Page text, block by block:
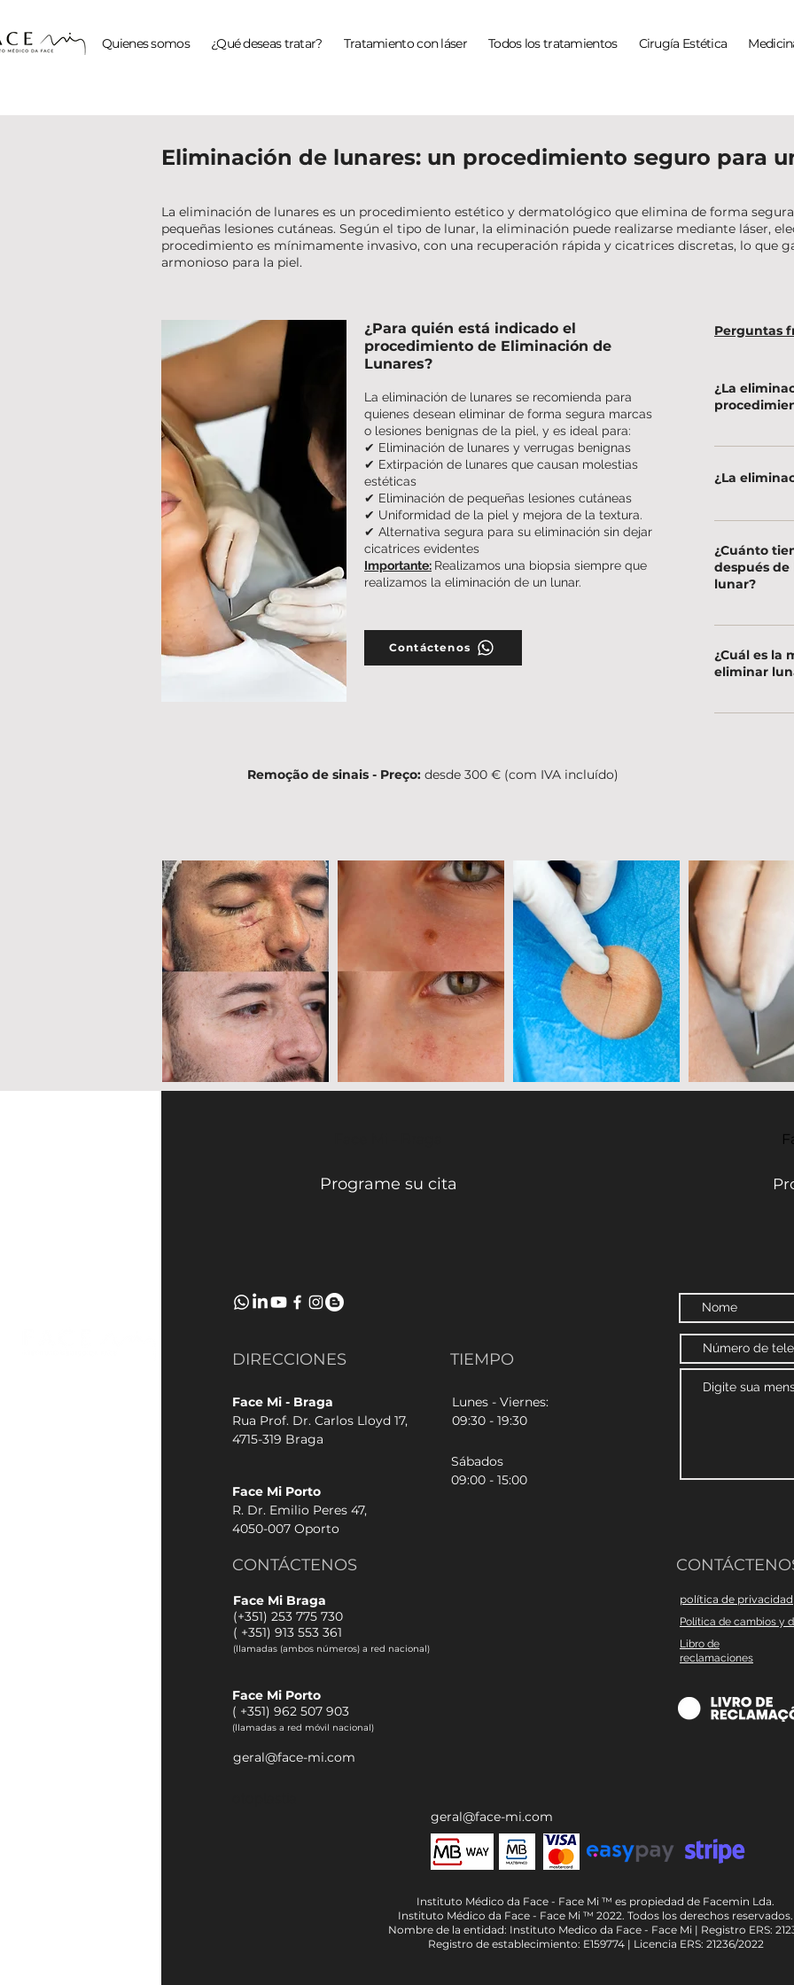
Quienes somos ¿Qué deseas tratar? Tratamiento con láser Todos los tratamientos Cirugía Estética
Eliminación de lunares: un procedimiento seguro para
La eliminación de lunares es un procedimiento estético y dermatológico que elimina de forma
pequeñas lesiones cutáneas. Según el tipo de lunar, la eliminación puede realizarse mediante láser,
procedimiento es mínimamente invasivo, con una recuperación rápida y cicatrices discretas, lo que
armonioso para la piel.
¿Para quién está indicado el
procedimiento de Eliminación de
Lunares?
La eliminación de lunares se recomienda para
quienes desean eliminar de forma segura marcas
o lesiones benignas de la piel, y es ideal para:
✔ Eliminación de lunares y verrugas benignas
✔ Extirpación de lunares que causan molestias
estéticas
✔ Eliminación de pequeñas lesiones cutáneas
✔ Uniformidad de la piel y mejora de la textura.
✔ Alternativa segura para su eliminación sin dejar
cicatrices evidentes
Importante: Realizamos una biopsia siempre que
realizamos la eliminación de un lunar.
Contáctenos
Perguntas
¿La
Las molestias
comodidad.
¿La
Las técnicas
regeneración
discreto.
¿Cuánto
después
lunar?
La
y del cuidado
¿Cuál es la
eliminar
La elección de
Remoção de sinais - Preço: desde 300 € (com IVA incluído)
Programe su cita
DIRECCIONES TIEMPO
Face Mi - Braga
Rua Prof. Dr. Carlos Lloyd 17,
4715-319 Braga
Lunes - Viernes:
09:30 - 19:30
Sábados
09:00 - 15:00
Face Mi Porto
R. Dr. Emilio Peres 47,
4050-007 Oporto
CONTÁCTENOS
Face Mi Braga
(+351) 253 775 730
( +351) 913 553 361
(llamadas (ambos números) a red nacional)
Face Mi Porto
( +351) 962 507 903
(llamadas a red móvil nacional)
política de privacidad
Política de cambios y
Libro de
reclamaciones
geral@face-mi.com
geral@face-mi.com
Instituto Médico da Face - Face Mi ™ es propiedad de Facemin Lda.
Instituto Médico da Face - Face Mi ™ 2022. Todos los derechos reservados.
Nombre de la entidad: Instituto Medico da Face - Face Mi | Registro ERS:
Registro de establecimiento: E159774 | Licencia ERS: 21236/2022